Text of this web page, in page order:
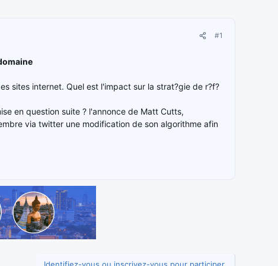
#1
sites internet. Quel est l'impact sur la strat?gie de r?f?
en question suite ? l'annonce de Matt Cutts,
via twitter une modification de son algorithme afin